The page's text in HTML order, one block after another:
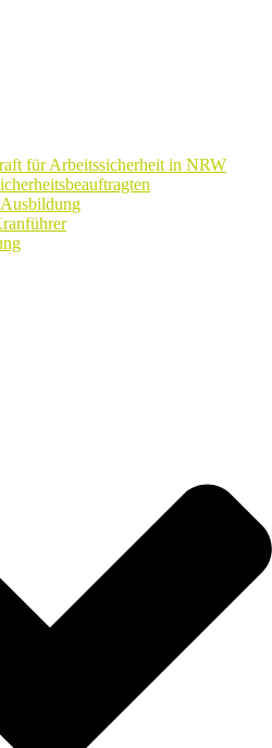
für Arbeitssicherheit in NRW